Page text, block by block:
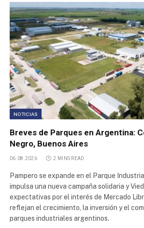
Area Industrial Puerto Boyacá
Area Industrial (CHOAPAR)
Area Industrial Saurimo
Area Industrial Tungkal Jaya
Area industrial Puerto Francisco de
Area Industrial Las Parejas
Parque de Servicios e Industrias
Sector Industrial Planificado Carmen
Parque Industrial AMCO
NOTICIAS
Breves de Parques en Argentina:
Negro, Buenos Aires
06.08.2026 2 MINS READ
Pampero se expande en el Parque
impulsa una nueva campaña solidaria y
expectativas por el interés de Mercado
reflejan el crecimiento, la inversión y el
parques industriales argentinos.